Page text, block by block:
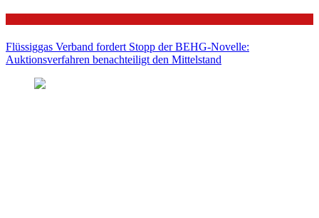
Flüssiggas Verband fordert Stopp der BEHG-Novelle:
Auktionsverfahren benachteiligt den Mittelstand